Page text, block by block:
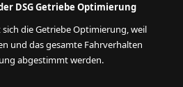
DSG Getriebe Optimierung
die Getriebe Optimierung, weil
und das gesamte Fahrverhalten
abgestimmt werden.